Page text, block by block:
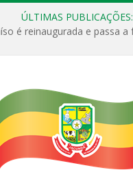
ÚLTIMAS PUBLICAÇÕES: